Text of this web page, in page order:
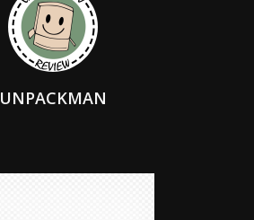
UNPACKMAN